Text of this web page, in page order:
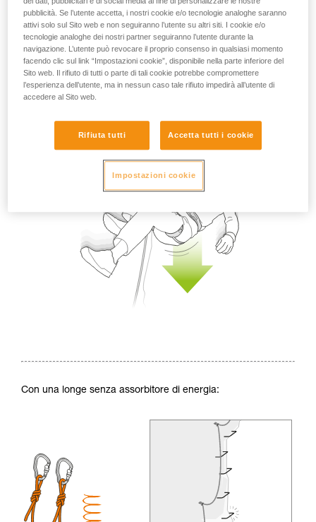
Con una longe senza assorbitore di energia:
pubblicità. Se l’utente accetta, i nostri cookie e/o tecnologie analoghe saranno
attivi solo sul Sito web e non seguiranno l’utente su altri siti. I cookie e/o
tecnologie analoghe dei nostri partner seguiranno l’utente durante la
navigazione. L’utente può revocare il proprio consenso in qualsiasi momento
facendo clic sul link “Impostazioni cookie”, disponibile nella parte inferiore del
Sito web. Il rifiuto di tutti o parte di tali cookie potrebbe compromettere
l’esperienza dell’utente, ma in nessun caso tale rifiuto impedirà all’utente di
accedere al Sito web.
Rifiuta tutti Accetta tutti i cookie
Impostazioni cookie